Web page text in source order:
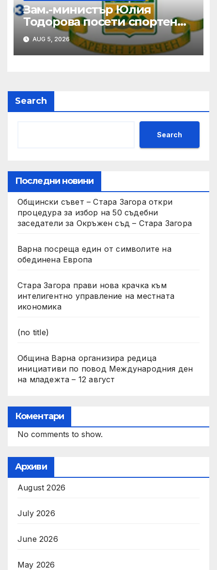
Зам.-министър Юлия
Тодорова посети спортен
комплекс „Осогово“ в
Кюстендил
AUG 5, 2026
Search
Search
Последни новини
Общински съвет – Стара Загора откри
процедура за избор на 50 съдебни
заседатели за Окръжен съд – Стара Загора
Варна посреща един от символите на
обединена Европа
Стара Загора прави нова крачка към
интелигентно управление на местната
икономика
(no title)
Община Варна организира редица
инициативи по повод Международния ден
на младежта – 12 август
Коментари
No comments to show.
Архиви
August 2026
July 2026
June 2026
May 2026